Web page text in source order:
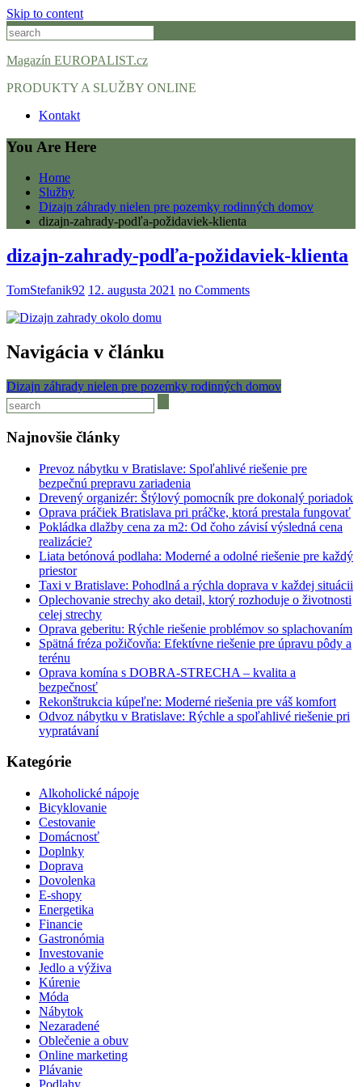
Skip to content
Magazín EUROPALIST.cz
PRODUKTY A SLUŽBY ONLINE
Kontakt
You Are Here
Home
Služby
Dizajn záhrady nielen pre pozemky rodinných domov
dizajn-zahrady-podľa-požidaviek-klienta
dizajn-zahrady-podľa-požidaviek-klienta
TomStefanik92 12. augusta 2021 no Comments
Navigácia v článku
Dizajn záhrady nielen pre pozemky rodinných domov
Najnovšie články
Prevoz nábytku v Bratislave: Spoľahlivé riešenie pre
bezpečnú prepravu zariadenia
Drevený organizér: Štýlový pomocník pre dokonalý poriadok
Oprava práčiek Bratislava pri práčke, ktorá prestala fungovať
Pokládka dlažby cena za m2: Od čoho závisí výsledná cena
realizácie?
Liata betónová podlaha: Moderné a odolné riešenie pre každý
priestor
Taxi v Bratislave: Pohodlná a rýchla doprava v každej situácii
Oplechovanie strechy ako detail, ktorý rozhoduje o životnosti
celej strechy
Oprava geberitu: Rýchle riešenie problémov so splachovaním
Spätná fréza požičovňa: Efektívne riešenie pre úpravu pôdy a
terénu
Oprava komína s DOBRA-STRECHA – kvalita a
bezpečnosť
Rekonštrukcia kúpeľne: Moderné riešenia pre váš komfort
Odvoz nábytku v Bratislave: Rýchle a spoľahlivé riešenie pri
vypratávaní
Kategórie
Alkoholické nápoje
Bicyklovanie
Cestovanie
Domácnosť
Doplnky
Doprava
Dovolenka
E-shopy
Energetika
Financie
Gastronómia
Investovanie
Jedlo a výživa
Kúrenie
Móda
Nábytok
Nezaradené
Oblečenie a obuv
Online marketing
Plávanie
Podlahy